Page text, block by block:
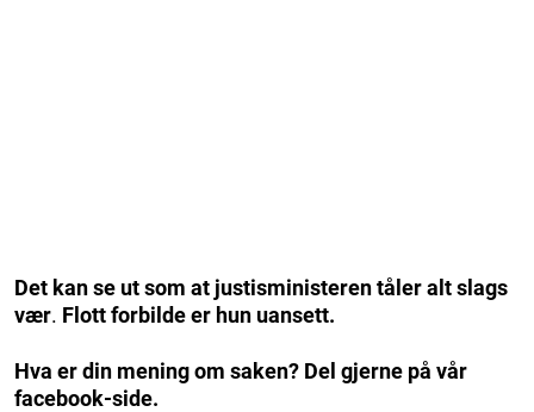
Det kan se ut som at justisministeren tåler alt slags
vær. Flott forbilde er hun uansett.
Hva er din mening om saken? Del gjerne på vår
facebook-side.